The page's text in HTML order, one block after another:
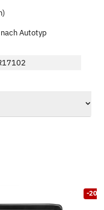
Autotyp
-20%